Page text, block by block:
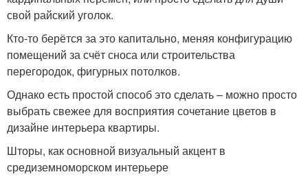
свой райский уголок.
Кто-то берётся за это капитально, меняя конфигурацию
помещений за счёт сноса или строительства
перегородок, фигурных потолков.
Однако есть простой способ это сделать – можно просто
выбрать свежее для восприятия сочетание цветов в
дизайне интерьера квартиры.
Шторы, как основной визуальный акцент в
средиземноморском интерьере